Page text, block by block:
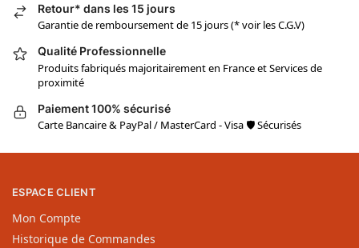
Retour* dans les 15 jours
Garantie de remboursement de 15 jours (* voir les C.G.V)
Qualité Professionnelle
Produits fabriqués majoritairement en France et Services de
proximité
Paiement 100% sécurisé
Carte Bancaire & PayPal / MasterCard - Visa 🛡 Sécurisés
ESPACE CLIENT
Mon Compte
Historique de Commandes